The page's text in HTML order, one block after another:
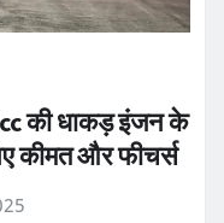
की धाकड़ इंजन के
कीमत और फीचर्स